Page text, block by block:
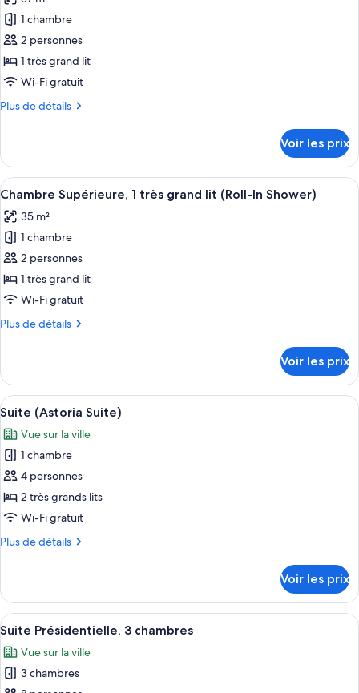
(Roll-
In
Shower)
très
grand
lit
(Roll-
In
pour
ce
type
de
chambre :
Chambre
très
grand
lit,
terrasse
(Roll-
In
Shower)
1 chambre
2 personnes
1 très grand lit
Wi-Fi gratuit
Plus de détails
Plus
le
type
de
Chambre
Premium,
très
grand
lit,
terrasse
(Roll-
Voir les prix
Afficher
toutes
les
photos
pour
ce
type
chambre :
très
grand
lit
(Roll-
In
Shower)
Une chambre d’hôtel avec un
9
Chambre Supérieure, 1 très grand lit (Roll-In Shower)
35 m²
1 chambre
2 personnes
1 très grand lit
Wi-Fi gratuit
Plus de détails
Plus
le
type
de
chambre
Chambre
Supérieure,
très
grand
lit
(Roll-
In
Voir les prix
Afficher
toutes
les
photos
pour
ce
type
chambre :
Suite)
Une chambre d’hôtel avec un
10
Suite (Astoria Suite)
Vue sur la ville
1 chambre
4 personnes
2 très grands lits
Wi-Fi gratuit
Plus de détails
Plus
le
type
de
Suite
(Astoria
Suite)
Voir les prix
Afficher
toutes
les
photos
Un salon moderne avec une
12
Suite Présidentielle, 3 chambres
Vue sur la ville
3 chambres